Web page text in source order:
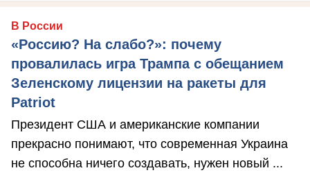
В России
«Россию? На слабо?»: почему
провалилась игра Трампа с обещанием
Зеленскому лицензии на ракеты для
Patriot
Президент США и американские компании
прекрасно понимают, что современная Украина
не способна ничего создавать, нужен новый ...